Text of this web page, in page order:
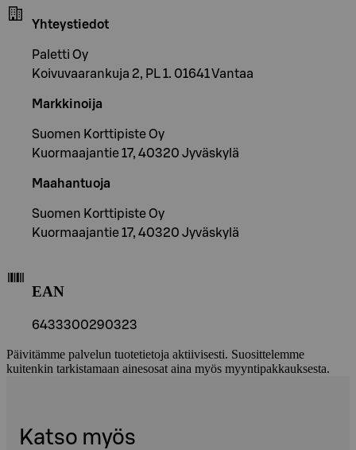
Yhteystiedot
Paletti Oy
Koivuvaarankuja 2, PL 1. 01641 Vantaa
Markkinoija
Suomen Korttipiste Oy
Kuormaajantie 17, 40320 Jyväskylä
Maahantuoja
Suomen Korttipiste Oy
Kuormaajantie 17, 40320 Jyväskylä
EAN
6433300290323
Päivitämme palvelun tuotetietoja aktiivisesti. Suosittelemme
kuitenkin tarkistamaan ainesosat aina myös myyntipakkauksesta.
Katso myös